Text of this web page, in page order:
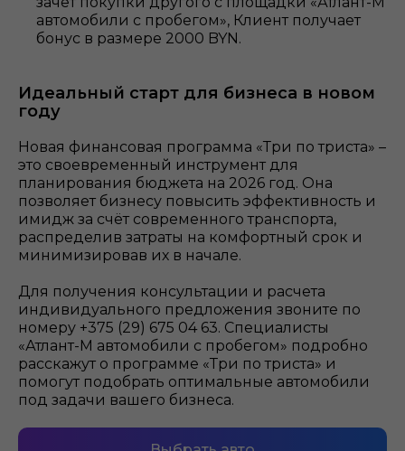
автомобили с пробегом», Клиент получает
бонус в размере 2000 BYN.
Идеальный старт для бизнеса в новом
году
Новая финансовая программа «Три по триста» –
это своевременный инструмент для
планирования бюджета на 2026 год. Она
позволяет бизнесу повысить эффективность и
имидж за счёт современного транспорта,
распределив затраты на комфортный срок и
минимизировав их в начале.
Для получения консультации и расчета
индивидуального предложения звоните по
номеру +375 (29) 675 04 63. Специалисты
«Атлант-М автомобили с пробегом» подробно
расскажут о программе «Три по триста» и
помогут подобрать оптимальные автомобили
под задачи вашего бизнеса.